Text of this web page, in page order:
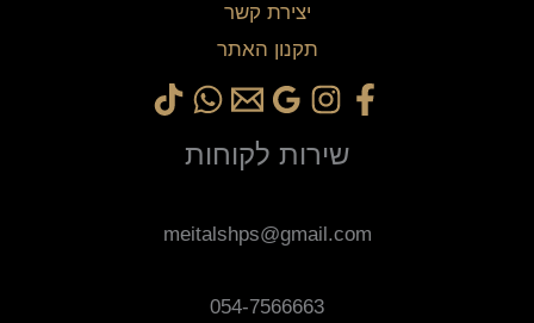
יצירת קשר
תקנון האתר
שירות לקוחות
meitalshps@gmail.com
054-7566663